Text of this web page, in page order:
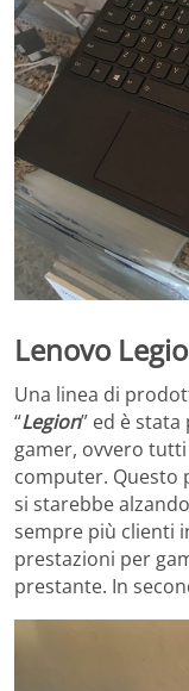
Lenovo
Una linea di
“Legion” ed è
gamer, ovvero
computer. Questo
si starebbe
sempre più clienti
prestazioni per
prestante. In